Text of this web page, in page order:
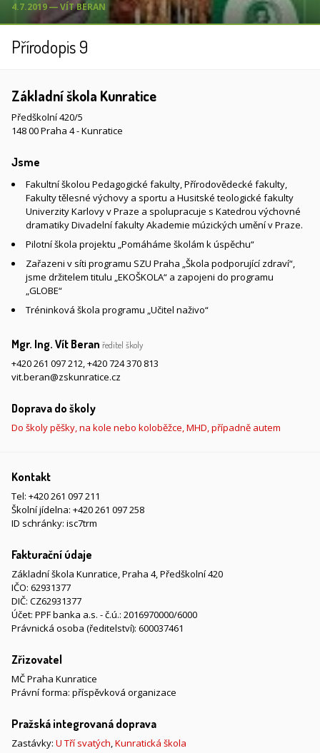
4.7.2019 ― VÍT BERAN
Přírodopis 9
Základní škola Kunratice
Předškolní 420/5
148 00 Praha 4 - Kunratice
Jsme
Fakultní školou Pedagogické fakulty, Přírodovědecké fakulty,
Fakulty tělesné výchovy a sportu a Husitské teologické fakulty
Univerzity Karlovy v Praze a spolupracuje s Katedrou výchovné
dramatiky Divadelní fakulty Akademie múzických umění v Praze.
Pilotní škola projektu „Pomáháme školám k úspěchu“
Zařazeni v síti programu SZU Praha „Škola podporující zdraví“,
jsme držitelem titulu „EKOŠKOLA“ a zapojeni do programu
„GLOBE“
Tréninková škola programu „Učitel naživo“
Mgr. Ing. Vít Beran ředitel školy
+420 261 097 212,+420 724 370 813
vit.beran@zskunratice.cz
Doprava do školy
Do školy pěšky, na kole nebo koloběžce, MHD, případně autem
Kontakt
Tel: +420 261 097 211
Školní jídelna: +420 261 097 258
ID schránky: isc7trm
Fakturační údaje
Základní škola Kunratice, Praha 4, Předškolní 420
IČO: 62931377
DIČ: CZ62931377
Účet: PPF banka a.s. - č.ú.: 2016970000/6000
Právnická osoba (ředitelství): 600037461
Zřizovatel
MČ Praha Kunratice
Právní forma: příspěvková organizace
Pražská integrovaná doprava
Zastávky: U Tří svatých,Kunratická škola